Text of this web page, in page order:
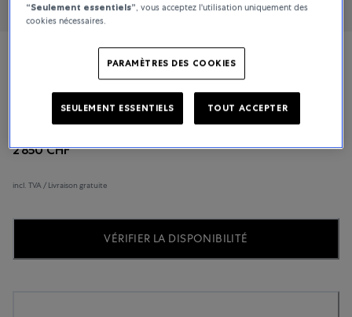
The Longines Master Collection
2 850 CHF
incl. TVA / Livraison gratuite
VÉRIFIER LA DISPONIBILITÉ
“Seulement essentiels”, vous acceptez l'utilisation uniquement des
cookies nécessaires.
PARAMÈTRES DES COOKIES
SEULEMENT ESSENTIELS TOUT ACCEPTER